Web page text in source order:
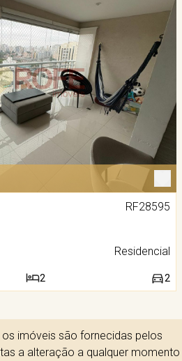
RF28595
Residencial
2 2
imóveis são fornecidas pelos
a alteração a qualquer momento